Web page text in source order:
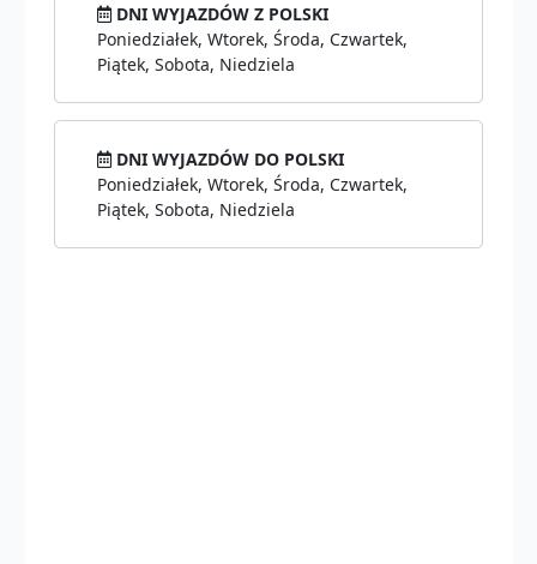
DNI WYJAZDÓW Z POLSKI
Poniedziałek, Wtorek, Środa, Czwartek,
Piątek, Sobota, Niedziela
DNI WYJAZDÓW DO POLSKI
Poniedziałek, Wtorek, Środa, Czwartek,
Piątek, Sobota, Niedziela